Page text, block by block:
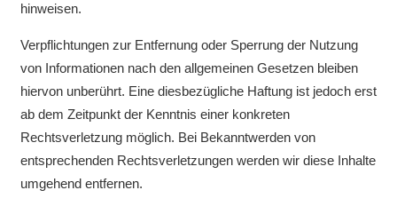
hinweisen.
Verpflichtungen zur Entfernung oder Sperrung der Nutzung
von Informationen nach den allgemeinen Gesetzen bleiben
hiervon unberührt. Eine diesbezügliche Haftung ist jedoch erst
ab dem Zeitpunkt der Kenntnis einer konkreten
Rechtsverletzung möglich. Bei Bekanntwerden von
entsprechenden Rechtsverletzungen werden wir diese Inhalte
umgehend entfernen.